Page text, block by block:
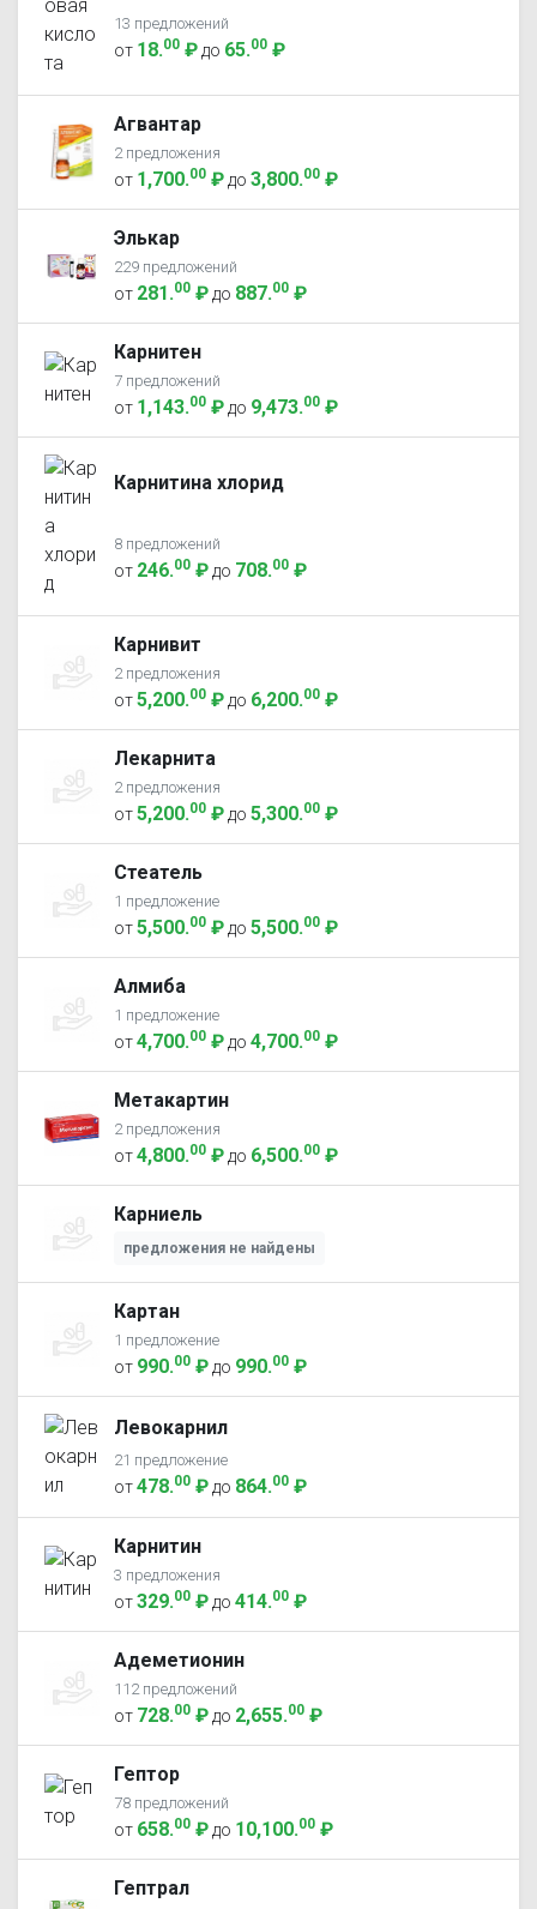
13 предложений
от 18.00 ₽ до 65.00 ₽
Агвантар
2 предложения
от 1,700.00 ₽ до 3,800.00 ₽
Элькар
229 предложений
от 281.00 ₽ до 887.00 ₽
Карнитен
7 предложений
от 1,143.00 ₽ до 9,473.00 ₽
Карнитина хлорид
8 предложений
от 246.00 ₽ до 708.00 ₽
Карнивит
2 предложения
от5,200.00 ₽ до 6,200.00 ₽
Лекарнита
2 предложения
от5,200.00 ₽ до 5,300.00 ₽
Стеатель
1 предложение
от5,500.00 ₽ до 5,500.00 ₽
Алмиба
1 предложение
от4,700.00 ₽ до 4,700.00 ₽
Метакартин
2 предложения
от4,800.00 ₽ до 6,500.00 ₽
Карниель
предложения не найдены
Картан
1 предложение
от 990.00 ₽ до 990.00 ₽
Левокарнил
21 предложение
от478.00 ₽ до 864.00 ₽
Карнитин
3 предложения
от329.00 ₽ до 414.00 ₽
Адеметионин
112 предложений
от 728.00 ₽ до 2,655.00 ₽
Гептор
78 предложений
от 658.00 ₽ до 10,100.00 ₽
Гептрал